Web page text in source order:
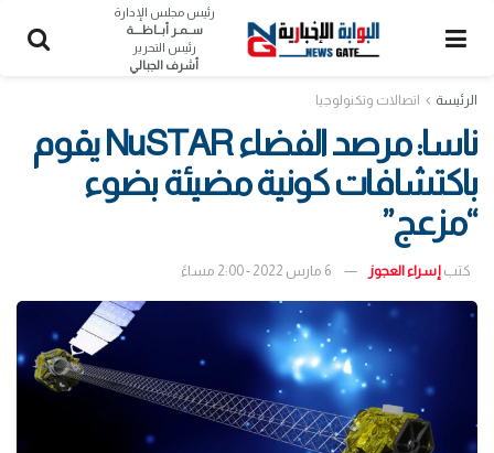
رئيس مجلس الإدارة
ســمـر أبــاظــــة
رئيس التحرير
أشرف الجبالي
الرئيسة اتصالات وتكنولوجيا
ناسا: مرصد الفضاء NuSTAR يقوم
باكتشافات كونية مضيئة بضوء
“مزعج”
كتب إسراء العجوز 6 مارس 2022 - 2:00 مساءً